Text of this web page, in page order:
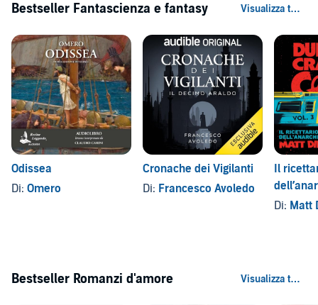
Bestseller Fantascienza e fantasy
Odissea
Di: Omero
Cronache dei Vigilanti
Di: Francesco Avoledo
Il
Di: Matt
Bestseller Romanzi d'amore